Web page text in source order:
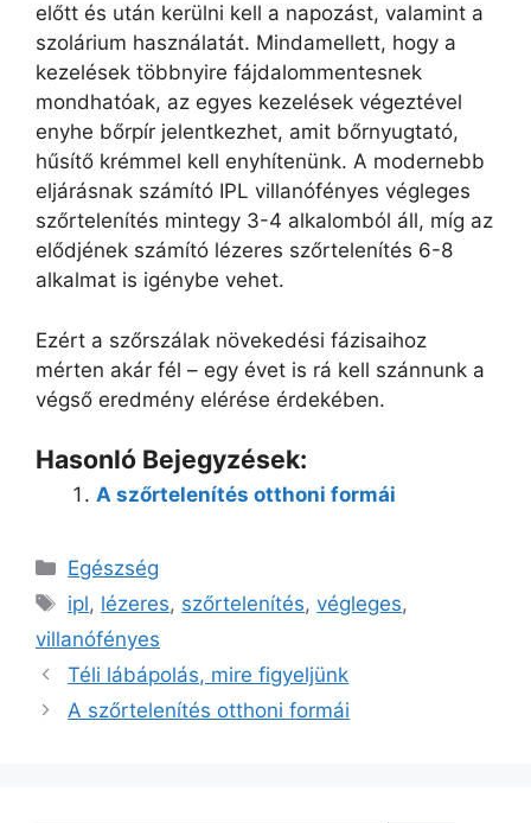
előtt és után kerülni kell a napozást, valamint a
szolárium használatát. Mindamellett, hogy a
kezelések többnyire fájdalommentesnek
mondhatóak, az egyes kezelések végeztével
enyhe bőrpír jelentkezhet, amit bőrnyugtató,
hűsítő krémmel kell enyhítenünk. A modernebb
eljárásnak számító IPL villanófényes végleges
szőrtelenítés mintegy 3-4 alkalomból áll, míg az
elődjének számító lézeres szőrtelenítés 6-8
alkalmat is igénybe vehet.
Ezért a szőrszálak növekedési fázisaihoz
mérten akár fél – egy évet is rá kell szánnunk a
végső eredmény elérése érdekében.
Hasonló Bejegyzések:
A szőrtelenítés otthoni formái
Kategória
Egészség
Címkék
ipl, lézeres, szőrtelenítés,végleges,
villanófényes
Téli lábápolás, mire figyeljünk
A szőrtelenítés otthoni formái